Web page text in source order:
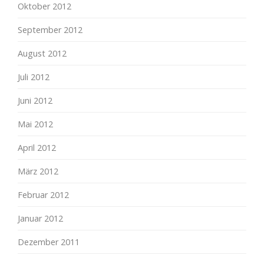
Oktober 2012
September 2012
August 2012
Juli 2012
Juni 2012
Mai 2012
April 2012
März 2012
Februar 2012
Januar 2012
Dezember 2011